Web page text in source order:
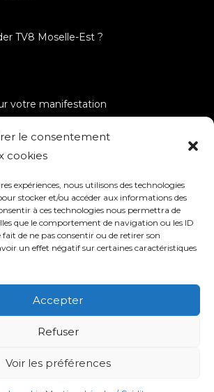
le consentement
cookies
expériences, nous utilisons des technologies
stocker et/ou accéder aux informations des
à ces technologies nous permettra de
que le comportement de navigation ou les ID
fait de ne pas consentir ou de retirer son
un effet négatif sur certaines caractéristiques
Accepter
Refuser
Voir les préférences
TV8 Moselle-Est ?
votre manifestation
/ Crédits
(UE)
– RGPD
Est - 9 avenue Saint-Remy - 57600 FORBACH -